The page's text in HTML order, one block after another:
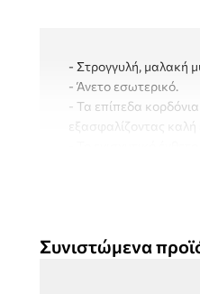
- Στρογγυλή, μαλακή
- Άνετο εσωτερικό.
- Τα επίπεδα
εξασφαλίζοντας
Συνιστώμενα